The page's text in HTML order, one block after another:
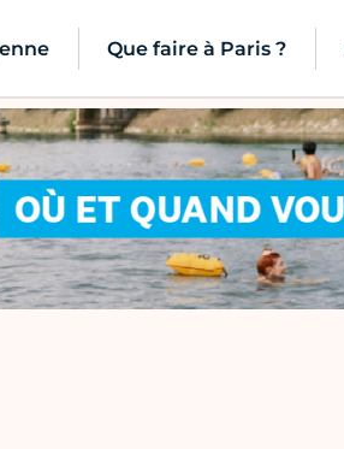
Que faire à Paris ?